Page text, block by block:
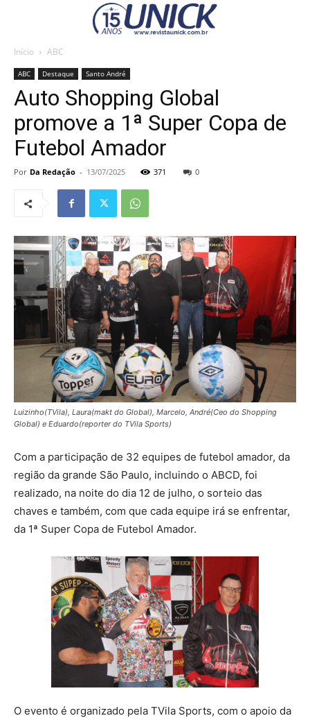
Início ABC
ABC Destaque Santo André
Auto Shopping Global
promove a 1ª Super Copa de
Futebol Amador
Por Da Redação - 13/07/2025 371 0
Luizinho(TVila), Laura(makt do Global), Marcelo, André(Ceo do Shopping
Global) e Eduardo(reporter do TVila Sports)
Com a participação de 32 equipes de futebol amador, da
região da grande São Paulo, incluindo o ABCD, foi
realizado, na noite do dia 12 de julho, o sorteio das
chaves e também, com que cada equipe irá se enfrentar,
da 1ª Super Copa de Futebol Amador.
O evento é organizado pela TVila Sports, com o apoio da